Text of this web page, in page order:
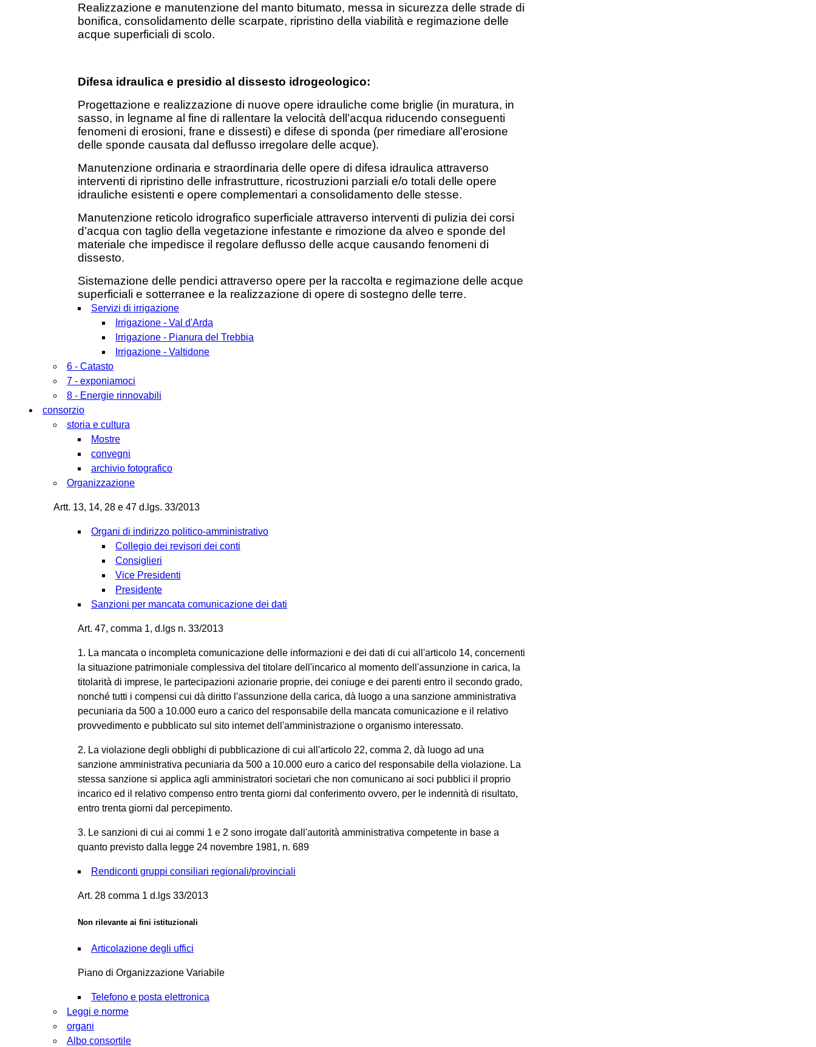
Realizzazione e manutenzione del manto bitumato, messa in sicurezza delle strade di
bonifica, consolidamento delle scarpate, ripristino della viabilità e regimazione delle
acque superficiali di scolo.
Difesa idraulica e presidio al dissesto idrogeologico:
Progettazione e realizzazione di nuove opere idrauliche come briglie (in muratura, in
sasso, in legname al fine di rallentare la velocità dell’acqua riducendo conseguenti
fenomeni di erosioni, frane e dissesti) e difese di sponda (per rimediare all’erosione
delle sponde causata dal deflusso irregolare delle acque).
Manutenzione ordinaria e straordinaria delle opere di difesa idraulica attraverso
interventi di ripristino delle infrastrutture, ricostruzioni parziali e/o totali delle opere
idrauliche esistenti e opere complementari a consolidamento delle stesse.
Manutenzione reticolo idrografico superficiale attraverso interventi di pulizia dei corsi
d’acqua con taglio della vegetazione infestante e rimozione da alveo e sponde del
materiale che impedisce il regolare deflusso delle acque causando fenomeni di
dissesto.
Sistemazione delle pendici attraverso opere per la raccolta e regimazione delle acque
superficiali e sotterranee e la realizzazione di opere di sostegno delle terre.
Servizi di irrigazione
Irrigazione - Val d'Arda
Irrigazione - Pianura del Trebbia
Irrigazione - Valtidone
6 - Catasto
7 - exponiamoci
8 - Energie rinnovabili
consorzio
storia e cultura
Mostre
convegni
archivio fotografico
Organizzazione
Artt. 13, 14, 28 e 47 d.lgs. 33/2013
Organi di indirizzo politico-amministrativo
Collegio dei revisori dei conti
Consiglieri
Vice Presidenti
Presidente
Sanzioni per mancata comunicazione dei dati
Art. 47, comma 1, d.lgs n. 33/2013
1. La mancata o incompleta comunicazione delle informazioni e dei dati di cui all'articolo 14, concernenti
la situazione patrimoniale complessiva del titolare dell'incarico al momento dell'assunzione in carica, la
titolarità di imprese, le partecipazioni azionarie proprie, dei coniuge e dei parenti entro il secondo grado,
nonché tutti i compensi cui dà diritto l'assunzione della carica, dà luogo a una sanzione amministrativa
pecuniaria da 500 a 10.000 euro a carico del responsabile della mancata comunicazione e il relativo
provvedimento e pubblicato sul sito internet dell'amministrazione o organismo interessato.
2. La violazione degli obblighi di pubblicazione di cui all'articolo 22, comma 2, dà luogo ad una
sanzione amministrativa pecuniaria da 500 a 10.000 euro a carico del responsabile della violazione. La
stessa sanzione si applica agli amministratori societari che non comunicano ai soci pubblici il proprio
incarico ed il relativo compenso entro trenta giorni dal conferimento ovvero, per le indennità di risultato,
entro trenta giorni dal percepimento.
3. Le sanzioni di cui ai commi 1 e 2 sono irrogate dall'autorità amministrativa competente in base a
quanto previsto dalla legge 24 novembre 1981, n. 689
Rendiconti gruppi consiliari regionali/provinciali
Art. 28 comma 1 d.lgs 33/2013
Non rilevante ai fini istituzionali
Articolazione degli uffici
Piano di Organizzazione Variabile
Telefono e posta elettronica
Leggi e norme
organi
Albo consortile